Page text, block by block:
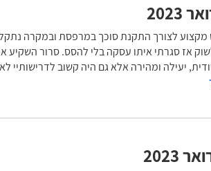
2023
מקצוע לצורך התקנת סוכך במרפסת ובמקרה
אז סגרתי איתו עסקה בלי להסס. סרור
יעילה ומהירה אלא גם היה קשוב לדרישותיי
2023